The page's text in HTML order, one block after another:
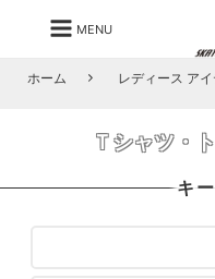
MENU
ホーム レディース ア
Ｔシャツ・
キ